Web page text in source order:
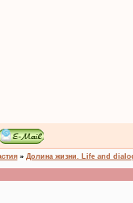
» Долина жизни. Life and